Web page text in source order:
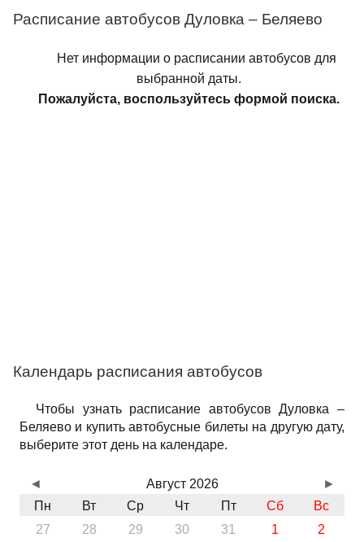
Расписание автобусов Дуловка – Беляево
Нет информации о расписании автобусов для
выбранной даты.
Пожалуйста, воспользуйтесь формой поиска.
Календарь расписания автобусов
Чтобы узнать расписание автобусов Дуловка –
Беляево и купить автобусные билеты на другую дату,
выберите этот день на календаре.
Август 2026
Пн
Вт Ср Чт Пт Сб
Вс
27
28 29 30 31 1
2
◄ ►